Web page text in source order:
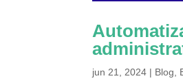
jun 21, 2024 | Blog